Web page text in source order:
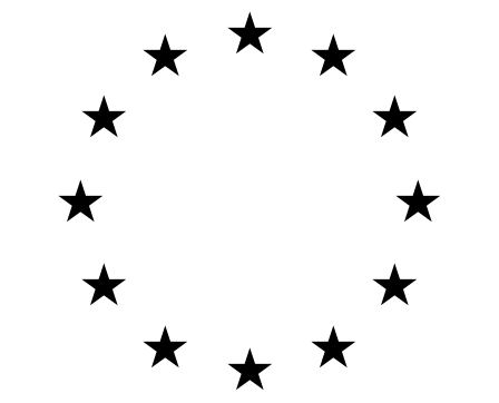
★
★
★
★
★
★
★
★
★
★
★
★